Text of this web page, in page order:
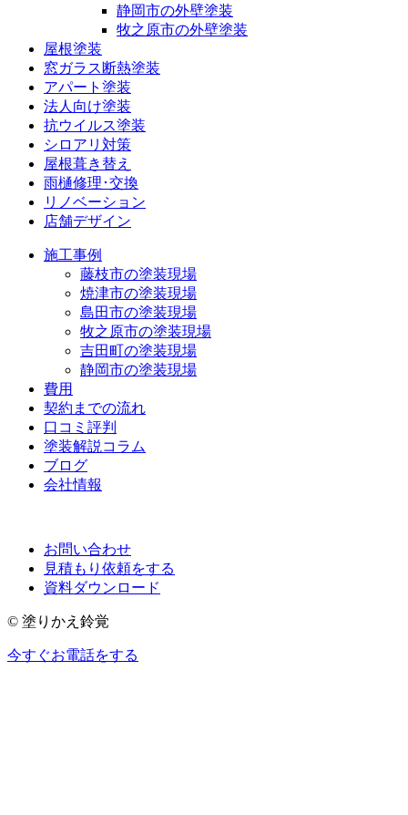
静岡市の外壁塗装
牧之原市の外壁塗装
屋根塗装
窓ガラス断熱塗装
アパート塗装
法人向け塗装
抗ウイルス塗装
シロアリ対策
屋根葺き替え
雨樋修理･交換
リノベーション
店舗デザイン
施工事例
藤枝市の塗装現場
焼津市の塗装現場
島田市の塗装現場
牧之原市の塗装現場
吉田町の塗装現場
静岡市の塗装現場
費用
契約までの流れ
口コミ評判
塗装解説コラム
ブログ
会社情報
お問い合わせ
見積もり依頼をする
資料ダウンロード
© 塗りかえ鈴覚
今すぐお電話をする